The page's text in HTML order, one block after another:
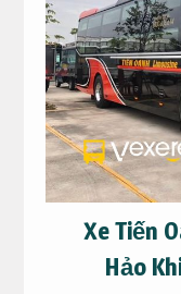
Xe Tiến
Hảo